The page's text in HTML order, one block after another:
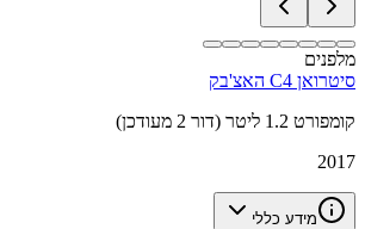
מלפנים
סיטרואן C4 האצ'בק
קומפורט 1.2 ליטר (דור 2 מעודכן)
2017
מידע כללי